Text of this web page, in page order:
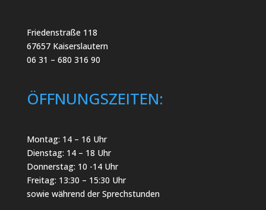
Friedenstraße 118
67657 Kaiserslautern
06 31 – 680 316 90
ÖFFNUNGSZEITEN:
Montag: 14 – 16 Uhr
Dienstag: 14 – 18 Uhr
Donnerstag: 10 -14 Uhr
Freitag: 13:30 – 15:30 Uhr
sowie während der Sprechstunden